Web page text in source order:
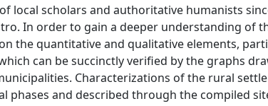
local scholars and authoritative humanists
In order to gain a deeper understanding of
the quantitative and qualitative elements,
can be succinctly verified by the graphs
Characterizations of the rural
phases and described through the compiled